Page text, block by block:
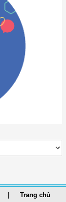
Trang chủ